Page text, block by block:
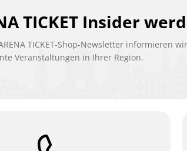
TICKET Insider
TICKET-Shop-Newsletter informieren
Veranstaltungen in Ihrer Region.